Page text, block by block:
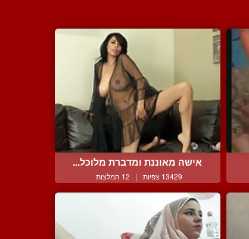
אישה מאוננת ומדברת מלוכל...
13429 צפיות | 12 המלצות